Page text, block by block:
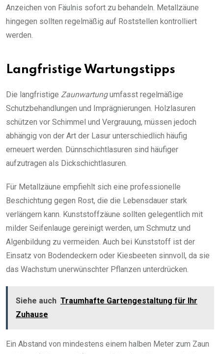
Anzeichen von Fäulnis sofort zu behandeln. Metallzäune
hingegen sollten regelmäßig auf Roststellen kontrolliert
werden.
Langfristige Wartungstipps
Die langfristige Zaunwartungumfasst regelmäßige
Schutzbehandlungen und Imprägnierungen. Holzlasuren
schützen vor Schimmel und Vergrauung, müssen jedoch
abhängig von der Art der Lasur unterschiedlich häufig
erneuert werden. Dünnschichtlasuren sind häufiger
aufzutragen als Dickschichtlasuren.
Für Metallzäune empfiehlt sich eine professionelle
Beschichtung gegen Rost, die die Lebensdauer stark
verlängern kann. Kunststoffzäune sollten gelegentlich mit
milder Seifenlauge gereinigt werden, um Schmutz und
Algenbildung zu vermeiden. Auch bei Kunststoff ist der
Einsatz von Bodendeckern oder Kiesbeeten sinnvoll, da sie
das Wachstum unerwünschter Pflanzen unterdrücken.
Siehe auch Traumhafte Gartengestaltung für Ihr
Zuhause
Ein Abstand von mindestens einem halben Meter zum Zaun